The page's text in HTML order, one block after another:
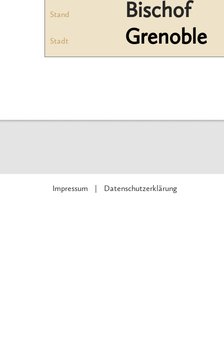
Stand Bischof
Stadt Grenoble
Impressum Datenschutzerklärung